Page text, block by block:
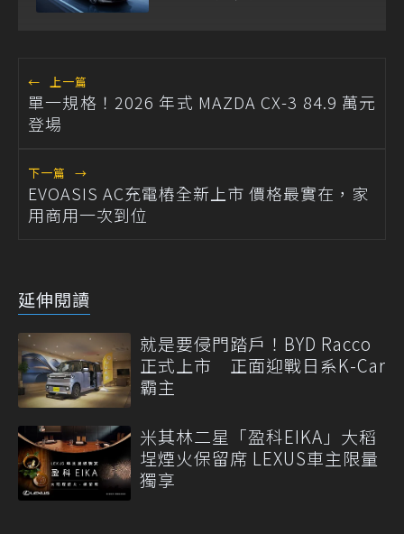
← 上一篇
單一規格！2026 年式 MAZDA CX-3 84.9 萬元
登場
下一篇 →
EVOASIS AC充電樁全新上市 價格最實在，家
用商用一次到位
延伸閱讀
就是要侵門踏戶！BYD Racco
正式上市 正面迎戰日系K-Car
霸主
米其林二星「盈科EIKA」大稻
埕煙火保留席 LEXUS車主限量
獨享